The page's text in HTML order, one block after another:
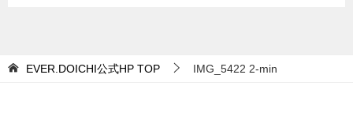
EVER.DOICHI公式HP TOP IMG_5422 2-min